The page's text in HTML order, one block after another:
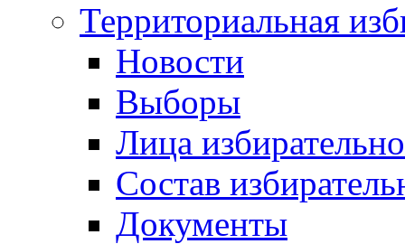
Территориальная
Новости
Выборы
Лица
Состав
Документы